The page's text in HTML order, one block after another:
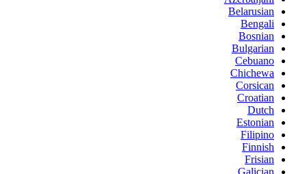
Belarusian
Bengali
Bosnian
Bulgarian
Cebuano
Chichewa
Corsican
Croatian
Dutch
Estonian
Filipino
Finnish
Frisian
Galician